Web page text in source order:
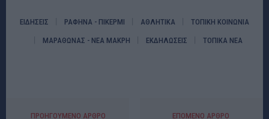
ΕΙΔΗΣΕΙΣ ΡΑΦΗΝΑ - ΠΙΚΕΡΜΙ ΑΘΛΗΤΙΚΑ ΤΟΠΙΚΗ ΚΟΙΝΩΝΙΑ
ΜΑΡΑΘΩΝΑΣ - ΝΕΑ ΜΑΚΡΗ ΕΚΔΗΛΩΣΕΙΣ ΤΟΠΙΚΑ ΝΕΑ
ΠΡΟΗΓΟΎΜΕΝΟ ΆΡΘΡΟ ΕΠΌΜΕΝΟ ΆΡΘΡΟ